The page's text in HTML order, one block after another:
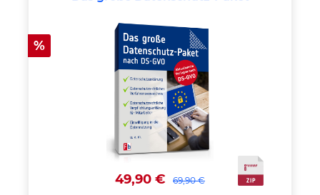
Rabatt
%
49,90 € 69,90 €